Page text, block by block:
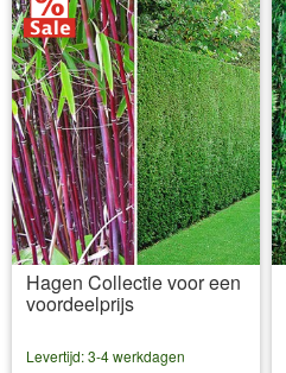
Hagen Collectie voor een
voordeelprijs
Levertijd: 3-4 werkdagen